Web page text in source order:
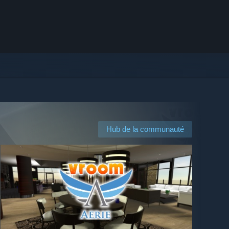
Hub de la communauté